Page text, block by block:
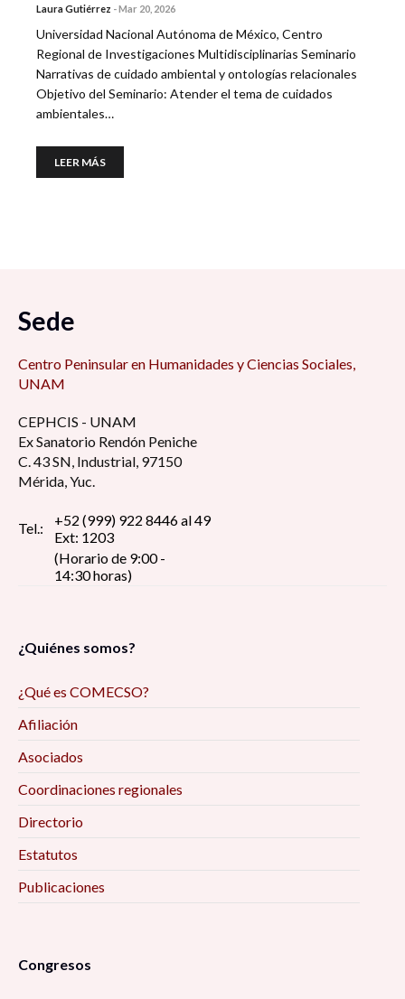
Laura Gutiérrez -Mar 20, 2026
Universidad Nacional Autónoma de México, Centro
Regional de Investigaciones Multidisciplinarias Seminario
Narrativas de cuidado ambiental y ontologías relacionales
Objetivo del Seminario: Atender el tema de cuidados
ambientales…
LEER MÁS
Sede
Centro Peninsular en Humanidades y Ciencias Sociales,
UNAM
CEPHCIS - UNAM
Ex Sanatorio Rendón Peniche
C. 43 SN, Industrial, 97150
Mérida, Yuc.
Tel.:
+52 (999) 922 8446 al 49
Ext: 1203
(Horario de 9:00 -
14:30 horas)
¿Quiénes somos?
¿Qué es COMECSO?
Afiliación
Asociados
Coordinaciones regionales
Directorio
Estatutos
Publicaciones
Congresos